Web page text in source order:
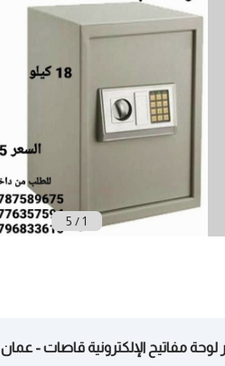
1
/
5
مفاتيح الإلكترونية قاصات - عمان